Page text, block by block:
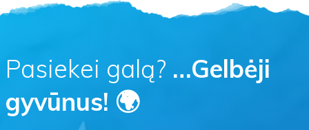
Pasiekei galą? …Gelbėji
gyvūnus! 🌍